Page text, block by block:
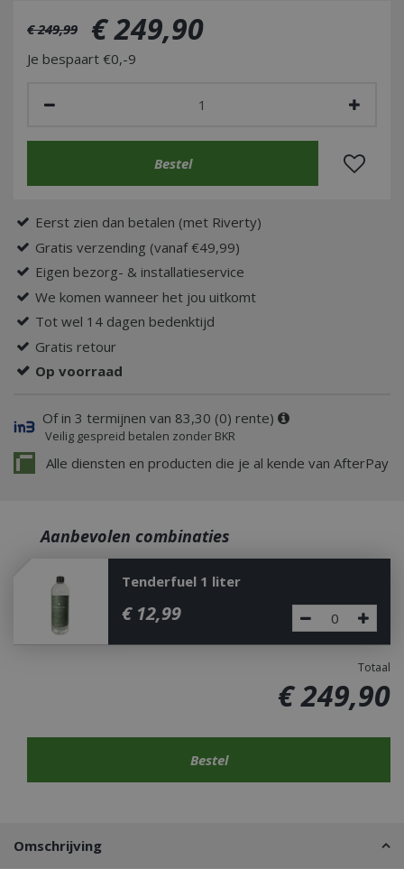
€ 249,99 €249,90
Je bespaart €0,-9
Eerst zien dan betalen (met Riverty)
Gratis verzending (vanaf €49,99)
Eigen bezorg- & installatieservice
We komen wanneer het jou uitkomt
Tot wel 14 dagen bedenktijd
Gratis retour
Op voorraad
Of in 3 termijnen van 83,30 (0) rente)
Veilig gespreid betalen zonder BKR
Alle diensten en producten die je al kende van AfterPay
Aanbevolen combinaties
Tenderfuel 1 liter
€ 12,99
Totaal
€249,90
Omschrijving